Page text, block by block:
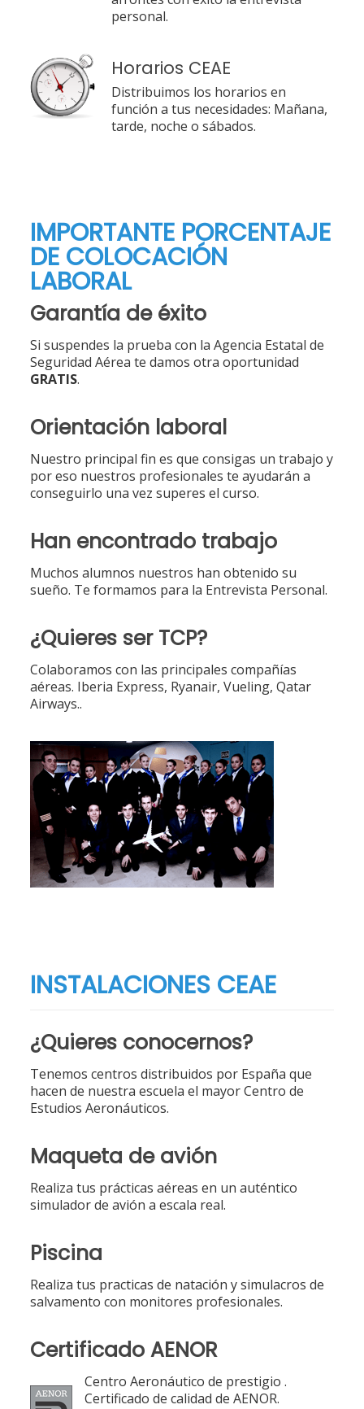
personal.
Horarios CEAE
Distribuimos los horarios en
función a tus necesidades: Mañana,
tarde, noche o sábados.
IMPORTANTE PORCENTAJE
DE COLOCACIÓN
LABORAL
Garantía de éxito
Si suspendes la prueba con la Agencia Estatal de
Seguridad Aérea te damos otra oportunidad
GRATIS.
Orientación laboral
Nuestro principal fin es que consigas un trabajo y
por eso nuestros profesionales te ayudarán a
conseguirlo una vez superes el curso.
Han encontrado trabajo
Muchos alumnos nuestros han obtenido su
sueño. Te formamos para la Entrevista Personal.
¿Quieres ser TCP?
Colaboramos con las principales compañías
aéreas. Iberia Express, Ryanair, Vueling, Qatar
Airways..
INSTALACIONES CEAE
¿Quieres conocernos?
Tenemos centros distribuidos por España que
hacen de nuestra escuela el mayor Centro de
Estudios Aeronáuticos.
Maqueta de avión
Realiza tus prácticas aéreas en un auténtico
simulador de avión a escala real.
Piscina
Realiza tus practicas de natación y simulacros de
salvamento con monitores profesionales.
Certificado AENOR
Centro Aeronáutico de prestigio .
Certificado de calidad de AENOR.